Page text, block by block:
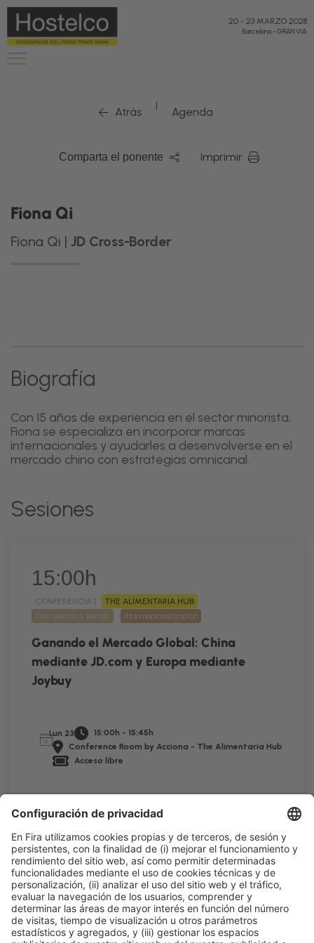
20 - 23 MARZO 2028
Barcelona-GRAN VIA
Atrás | Agenda
Comparta el ponente Imprimir
Fiona Qi
Fiona Qi | JD Cross-Border
Biografía
Con 15 años de experiencia en el sector minorista,
Fiona se especializa en incorporar marcas
internacionales y ayudarles a desenvolverse en el
mercado chino con estrategias omnicanal.
Sesiones
15:00h
CONFERENCIA |
THE ALIMENTARIA HUB
Distribución y Retail
Internacionalización
Ganando el Mercado Global: China
mediante JD.com y Europa mediante
Joybuy
Lun 23
15:00h - 15:45h
Conference Room by Acciona - The Alimentaria Hub
Acceso libre